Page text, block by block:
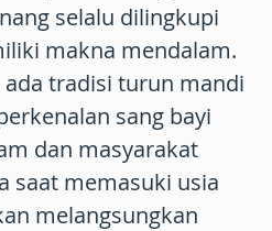
selalu dilingkupi
makna mendalam.
ada tradisi turun mandi
sang bayi
dan masyarakat
saat memasuki usia
melangsungkan